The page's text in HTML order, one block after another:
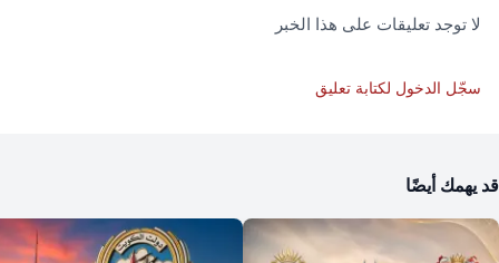
لا توجد تعليقات على هذا الخبر
سجّل الدخول لكتابة تعليق
قد يهمك أيضًا